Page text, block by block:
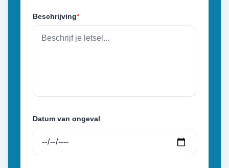
Beschrijving*
Datum van ongeval